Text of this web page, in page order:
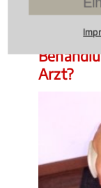
Medizinrecht,
Arzt?